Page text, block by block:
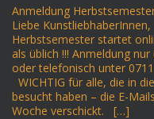
Anmeldung
Liebe
Herbstsemester startet
als üblich !!! Anmeldung
oder telefonisch unter
WICHTIG für alle, die in
besucht haben – die E-
Woche verschickt. […]